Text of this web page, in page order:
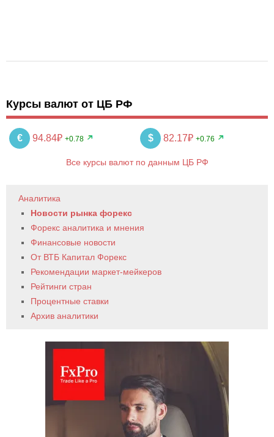
Курсы валют от ЦБ РФ
€ 94.84₽ +0.78 $ 82.17₽ +0.76
Все курсы валют по данным ЦБ РФ
Аналитика
Новости рынка форекс
Форекс аналитика и мнения
Финансовые новости
От ВТБ Капитал Форекс
Рекомендации маркет-мейкеров
Рейтинги стран
Процентные ставки
Архив аналитики